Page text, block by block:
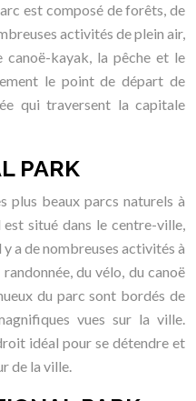
est composé de forêts, de
activités de plein air,
canoë-kayak, la pêche et le
le point de départ de
qui traversent la capitale
PARK
plus beaux parcs naturels à
situé dans le centre-ville,
a de nombreuses activités à
du vélo, du canoë
du parc sont bordés de
vues sur la ville.
idéal pour se détendre et
de la ville.